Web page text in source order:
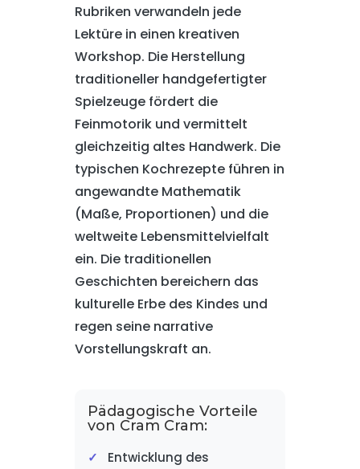
Rubriken verwandeln jede
Lektüre in einen kreativen
Workshop. Die Herstellung
traditioneller handgefertigter
Spielzeuge fördert die
Feinmotorik und vermittelt
gleichzeitig altes Handwerk. Die
typischen Kochrezepte führen in
angewandte Mathematik
(Maße, Proportionen) und die
weltweite Lebensmittelvielfalt
ein. Die traditionellen
Geschichten bereichern das
kulturelle Erbe des Kindes und
regen seine narrative
Vorstellungskraft an.
Pädagogische Vorteile
von Cram Cram:
Entwicklung des